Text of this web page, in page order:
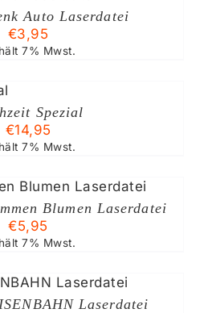
Auto Laserdatei
€3,95
7% Mwst.
Spezial
€14,95
7% Mwst.
Blumen Laserdatei
€5,95
7% Mwst.
Laserdatei